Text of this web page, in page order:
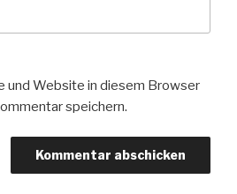
und Website in diesem Browser
speichern.